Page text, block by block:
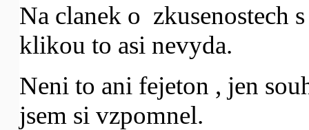
Na clanek o zkusenostech
klikou to asi nevyda.
Neni to ani fejeton , jen
jsem si vzpomnel.